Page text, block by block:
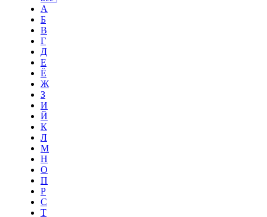
А
Б
В
Г
Д
Е
Ё
Ж
З
И
Й
К
Л
М
Н
О
П
Р
С
Т